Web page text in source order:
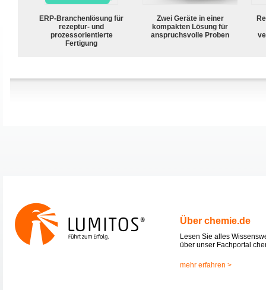
ERP-Branchenlösung für
rezeptur- und
prozessorientierte
Fertigung
Zwei Geräte in einer
kompakten Lösung für
anspruchsvolle Proben
Über chemie.de
Lesen Sie alles
über unser Fachportal
mehr erfahren >